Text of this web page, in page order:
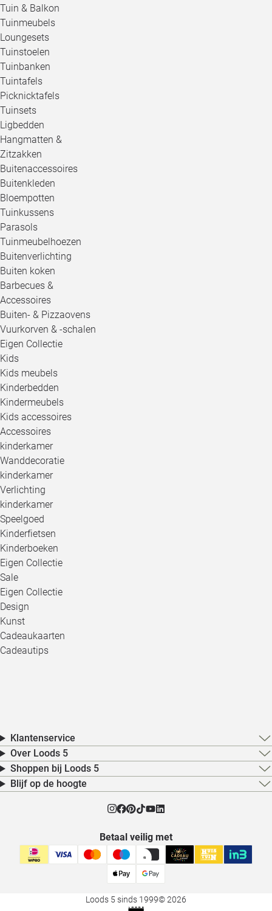
Tuin & Balkon
Tuinmeubels
Loungesets
Tuinstoelen
Tuinbanken
Tuintafels
Picknicktafels
Tuinsets
Ligbedden
Hangmatten &
Zitzakken
Buitenaccessoires
Buitenkleden
Bloempotten
Tuinkussens
Parasols
Tuinmeubelhoezen
Buitenverlichting
Buiten koken
Barbecues &
Accessoires
Buiten- & Pizzaovens
Vuurkorven & -schalen
Eigen Collectie
Kids
Kids meubels
Kinderbedden
Kindermeubels
Kids accessoires
Accessoires
kinderkamer
Wanddecoratie
kinderkamer
Verlichting
kinderkamer
Speelgoed
Kinderfietsen
Kinderboeken
Eigen Collectie
Sale
Eigen Collectie
Design
Kunst
Cadeaukaarten
Cadeautips
Klantenservice
Over Loods 5
Shoppen bij Loods 5
Blijf op de hoogte
Betaal veilig met
Loods 5 sinds 1999© 2026